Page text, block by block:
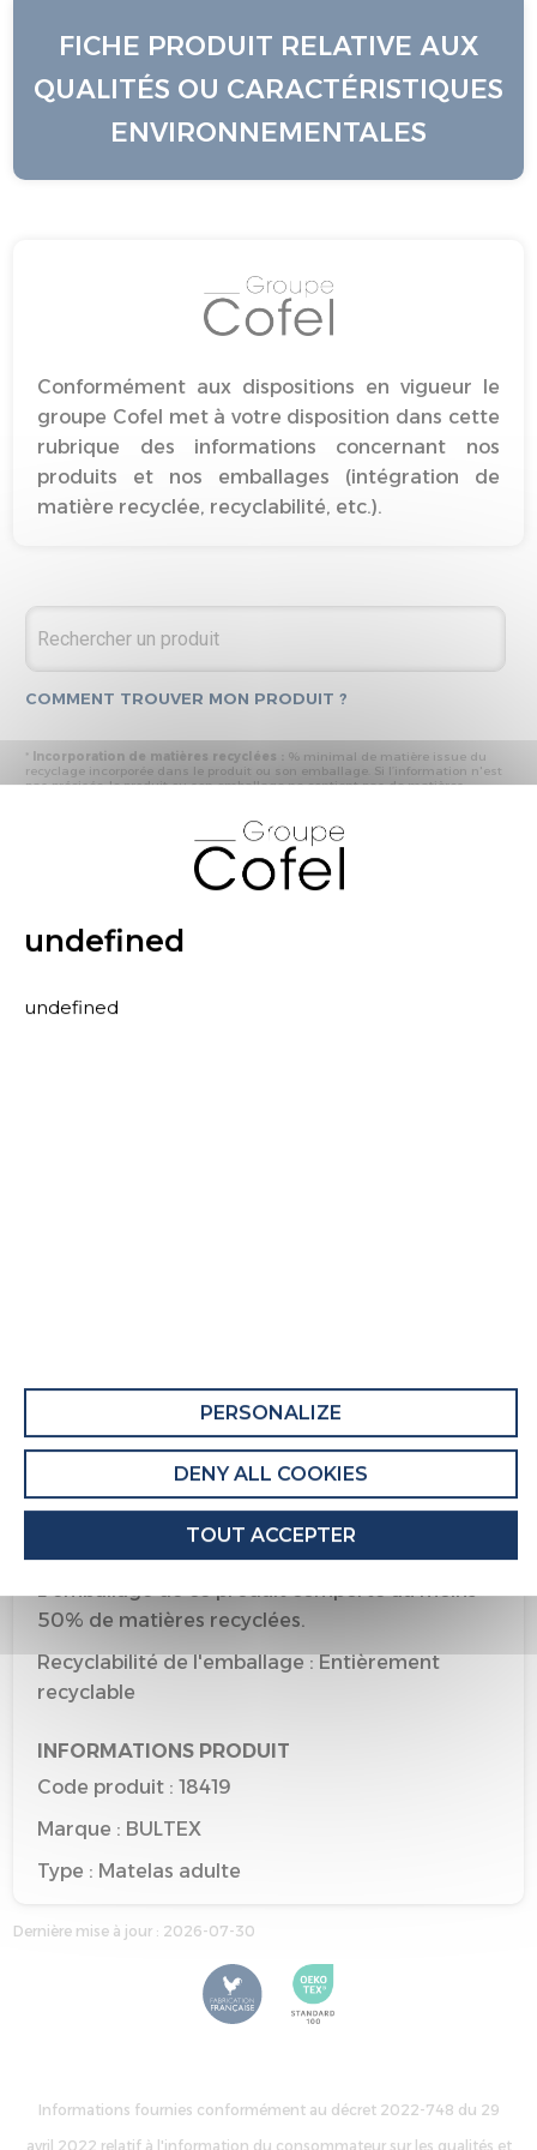
FICHE PRODUIT RELATIVE AUX
QUALITÉS OU CARACTÉRISTIQUES
ENVIRONNEMENTALES
Conformément aux dispositions en vigueur le
groupe Cofel met à votre disposition dans cette
rubrique des informations concernant nos
produits et nos emballages (intégration de
matière recyclée, recyclabilité, etc.).
COMMENT TROUVER MON PRODUIT ?
* Incorporation de matières recyclées : % minimal de matière issue du
recyclage incorporée dans le produit ou son emballage. Si l’information n'est
pas précisée, le produit ou son emballage ne contient pas de matières
- « produit ou emballage majoritairement recyclable » : la matière recyclée
produite par les processus de recyclage mis en œuvre représente plus de 50
% en masse du déchet collecté
- « produit ou emballage entièrement recyclable » : la matière recyclée
* Primes et pénalités appliquées au produit :
rubrique les primes et pénalités déclarées à ECOMAISON et CITEO (Eco
recyclées.
Recyclabilité du produit : Majoritairement
QUALITÉS ET CARACTÉRISTIQUES
ENVIRONNEMENTALES DE L’EMBALLAGE
L'emballage de ce produit comporte au moins
50% de matières recyclées.
Recyclabilité de l'emballage : Entièrement
recyclable
INFORMATIONS PRODUIT
Code produit : 18419
Marque : BULTEX
Type : Matelas adulte
Dernière mise à jour : 2026-07-30
Informations fournies conformément au décret 2022-748 du 29
avril 2022 relatif à l'information du consommateur sur les qualités et
undefined
undefined
PERSONALIZE
DENY ALL COOKIES
TOUT ACCEPTER